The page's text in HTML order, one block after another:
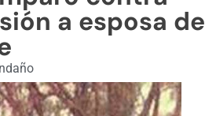
a esposa de